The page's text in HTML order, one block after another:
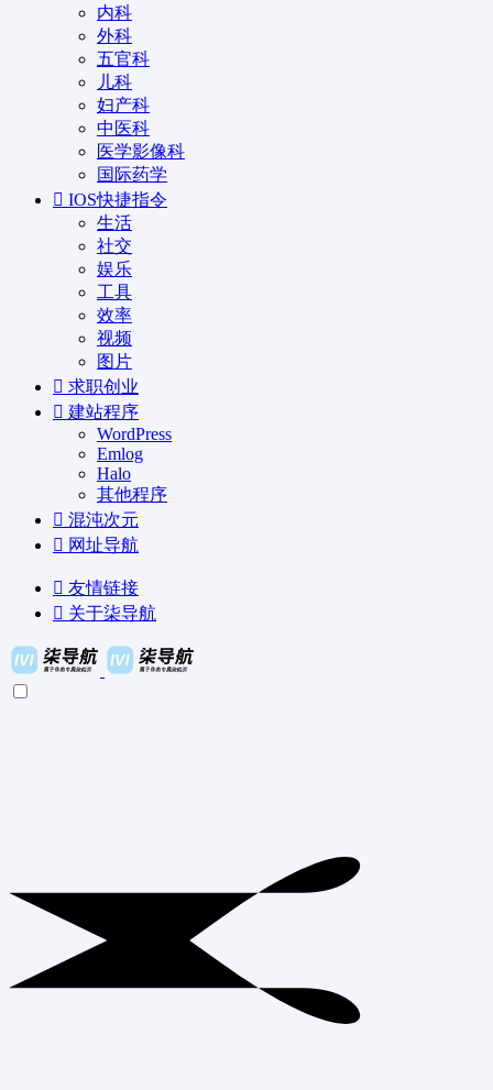
内科
外科
五官科
儿科
妇产科
中医科
医学影像科
国际药学
IOS快捷指令
生活
社交
娱乐
工具
效率
视频
图片
求职创业
建站程序
WordPress
Emlog
Halo
其他程序
混沌次元
网址导航
友情链接
关于柒导航